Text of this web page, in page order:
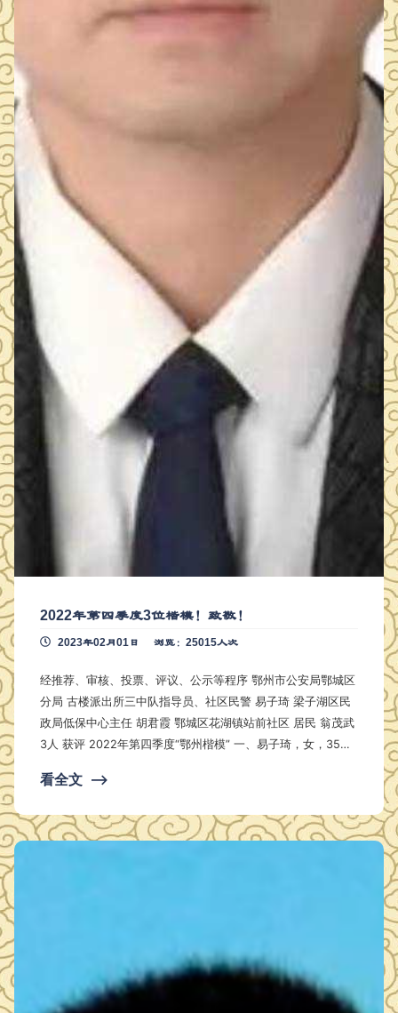
2022年第四季度3位楷模！致敬！
2023年02月01日 浏览：25015人次
经推荐、审核、投票、评议、公示等程序 鄂州市公安局鄂城区
分局 古楼派出所三中队指导员、社区民警 易子琦 梁子湖区民
政局低保中心主任 胡君霞 鄂城区花湖镇站前社区 居民 翁茂武
3人 获评 2022年第四季度“鄂州楷模” 一、易子琦，女，35岁
社区民警 从警10年来，她深入基层、扎根社区，用真心、耐心
纠纷“多元联调”工作法，组建调解志愿服务队，就地化解…
看全文 ⟶